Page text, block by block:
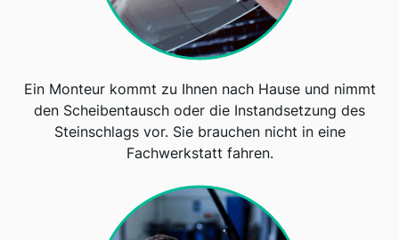
Ein Monteur kommt zu Ihnen nach Hause und nimmt
den Scheibentausch oder die Instandsetzung des
Steinschlags vor. Sie brauchen nicht in eine
Fachwerkstatt fahren.